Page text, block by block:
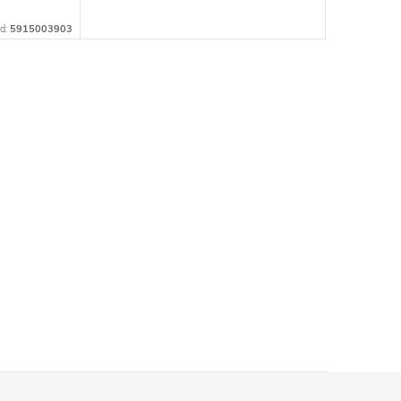
5915003903